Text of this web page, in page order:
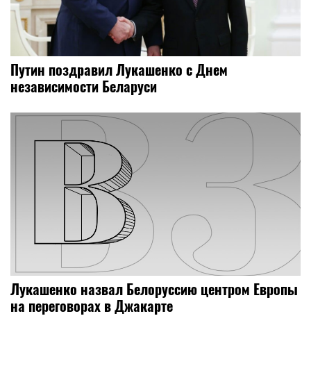
Путин поздравил Лукашенко с Днем
независимости Беларуси
Лукашенко назвал Белоруссию центром Европы
на переговорах в Джакарте